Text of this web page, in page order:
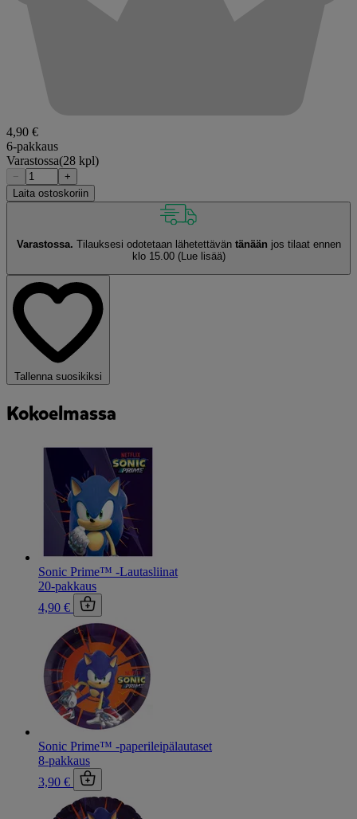
4,90 €
6-pakkaus
Varastossa(28 kpl)
−
+
Laita ostoskoriin
Varastossa. Tilauksesi odotetaan lähetettävän tänään jos tilaat ennen
klo 15.00 (Lue lisää)
Tallenna suosikiksi
Kokoelmassa
Sonic Prime™ -Lautasliinat
20-pakkaus
4,90 €
Sonic Prime™ -paperileipälautaset
8-pakkaus
3,90 €